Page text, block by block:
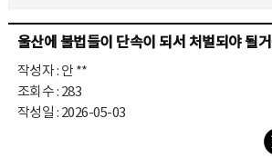
울산에 불법들이 단속이 되서 처벌되야 될
작성자 : 안 **
조회수 : 283
작성일 : 2026-05-03